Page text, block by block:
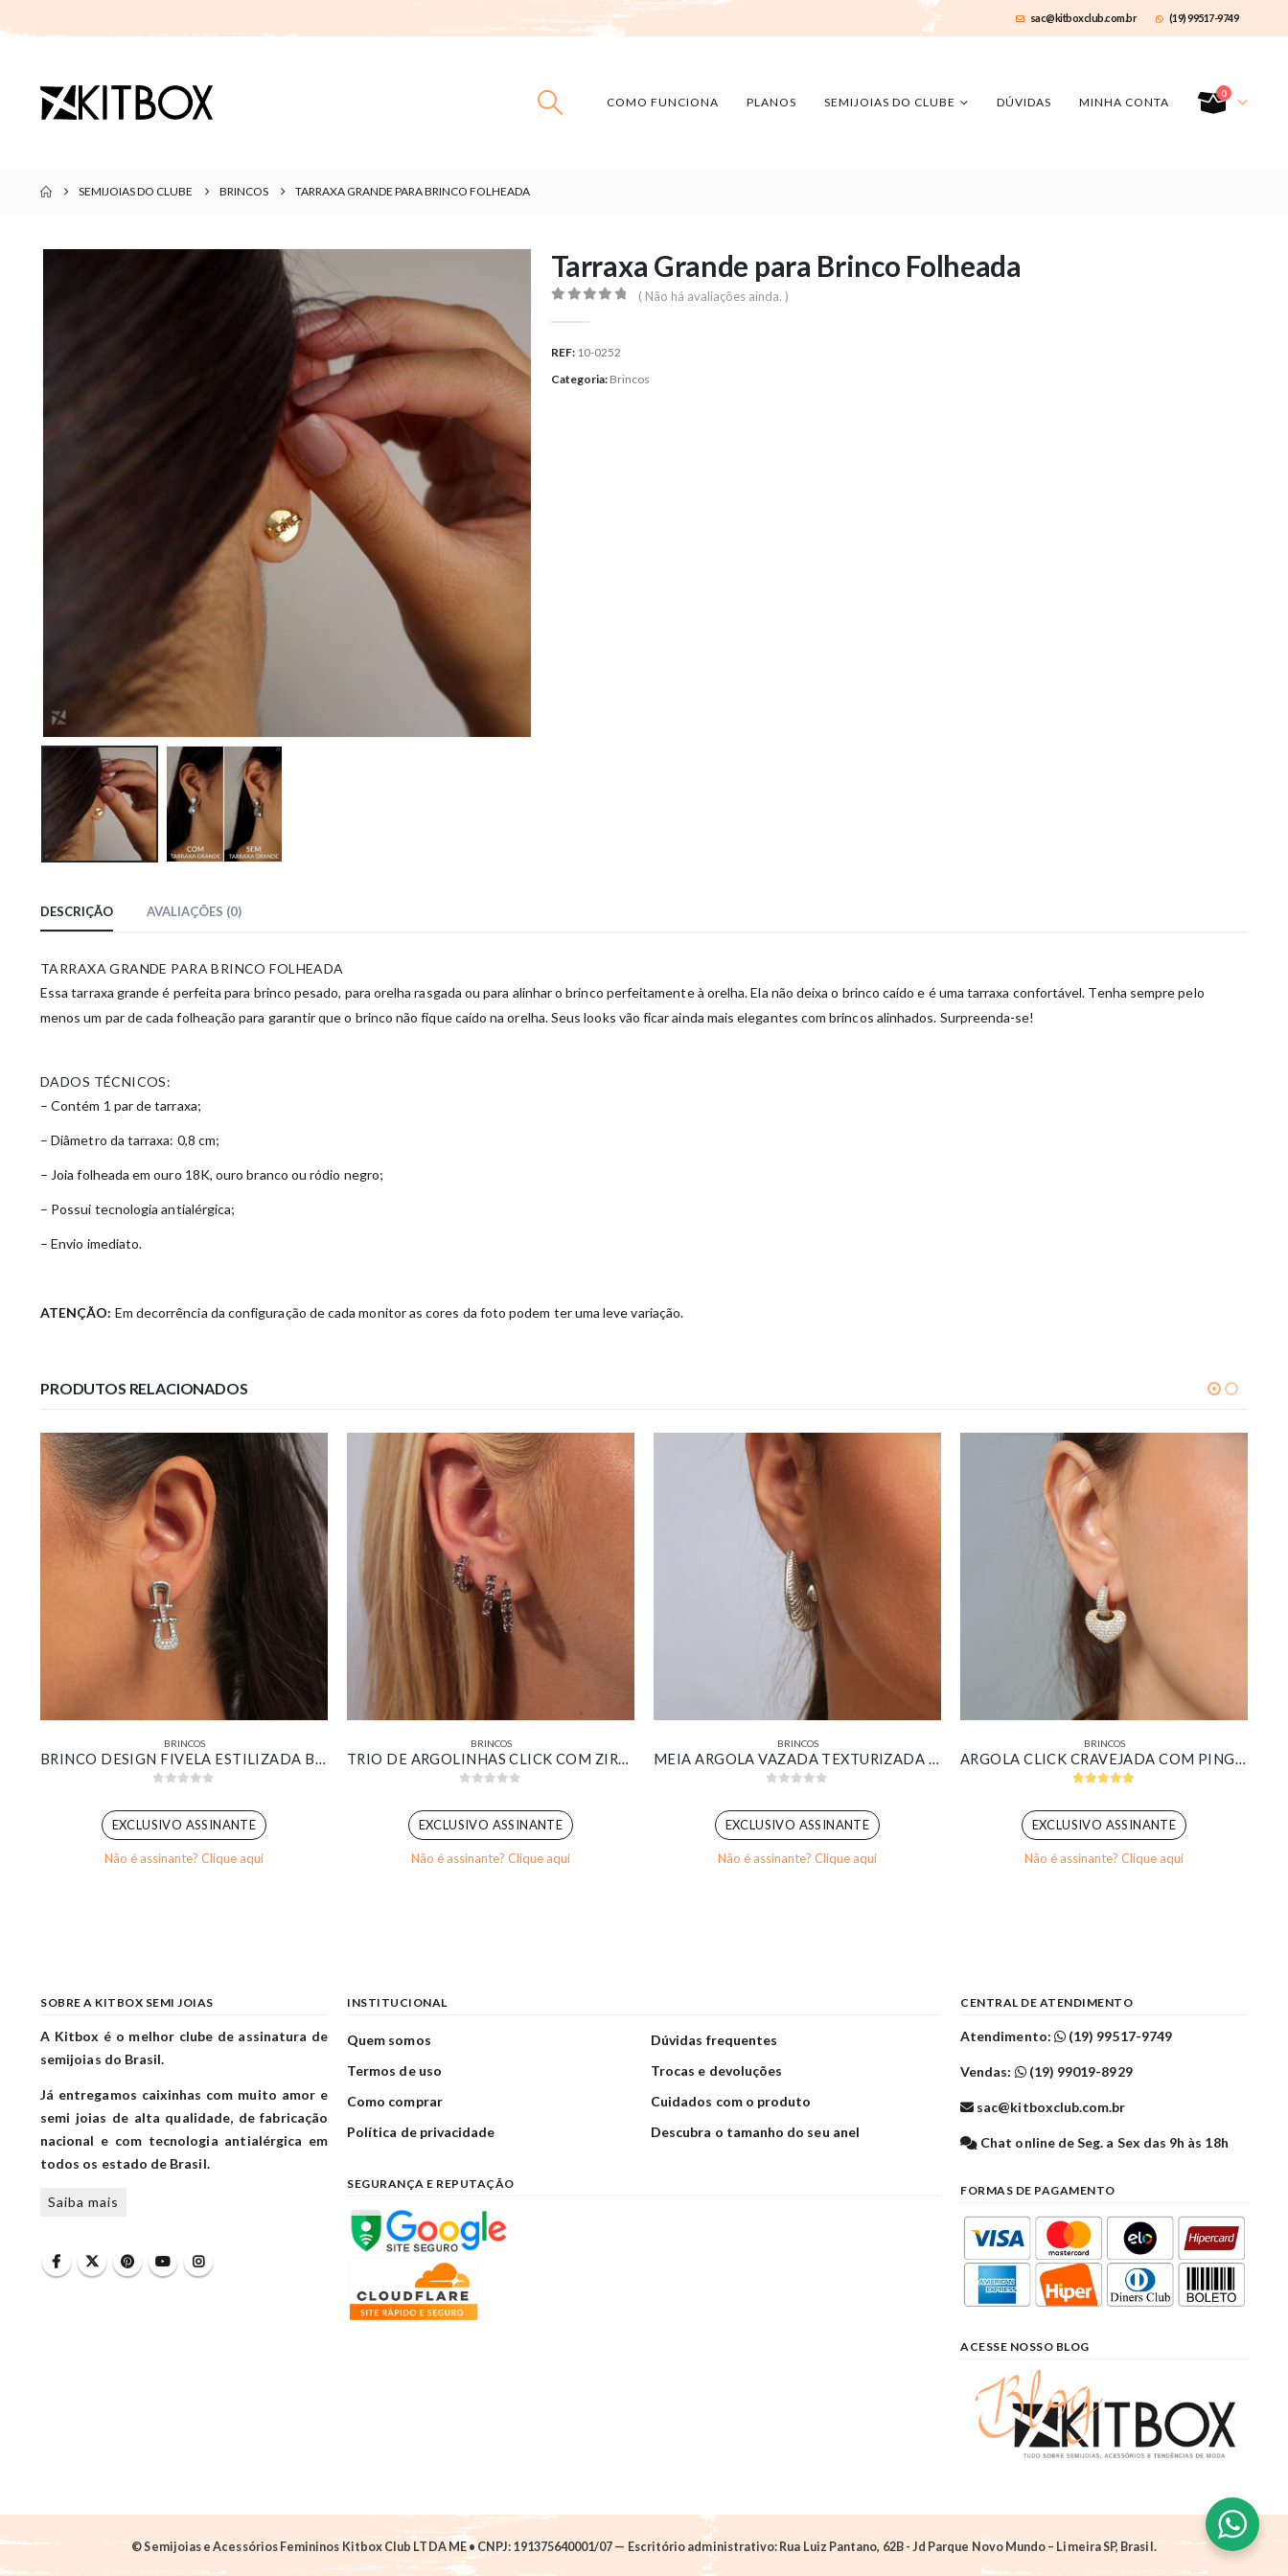
sac@kitboxclub.com.br (19) 99517-9749
COMO FUNCIONA PLANOS SEMIJOIAS DO CLUBE DÚVIDAS MINHA CONTA
0
SEMIJOIAS DO CLUBE BRINCOS TARRAXA GRANDE PARA BRINCO FOLHEADA
Tarraxa Grande para Brinco Folheada
( Não há avaliações ainda. )
REF: 10-0252
Categoria: Brincos
DESCRIÇÃO AVALIAÇÕES (0)
TARRAXA GRANDE PARA BRINCO FOLHEADA
Essa tarraxa grande é perfeita para brinco pesado, para orelha rasgada ou para alinhar o brinco perfeitamente à orelha. Ela não deixa o brinco caído e é uma tarraxa confortável. Tenha sempre pelo
menos um par de cada folheação para garantir que o brinco não fique caído na orelha. Seus looks vão ficar ainda mais elegantes com brincos alinhados. Surpreenda-se!
DADOS TÉCNICOS:
– Contém 1 par de tarraxa;
– Diâmetro da tarraxa: 0,8 cm;
– Joia folheada em ouro 18K, ouro branco ou ródio negro;
– Possui tecnologia antialérgica;
– Envio imediato.
ATENÇÃO: Em decorrência da configuração de cada monitor as cores da foto podem ter uma leve variação.
PRODUTOS RELACIONADOS
BRINCOS
BRINCO DESIGN FIVELA ESTILIZADA BANHADO EM OURO BRANCO
EXCLUSIVO ASSINANTE
Não é assinante? Clique aqui
BRINCOS
TRIO DE ARGOLINHAS CLICK COM ZIRCÔNIAS ROXA BANHADO EM OURO BRANCO
EXCLUSIVO ASSINANTE
Não é assinante? Clique aqui
BRINCOS
MEIA ARGOLA VAZADA TEXTURIZADA BANHADA EM OURO BRANCO
EXCLUSIVO ASSINANTE
Não é assinante? Clique aqui
BRINCOS
ARGOLA CLICK CRAVEJADA COM PINGENTE DE CORAÇÃO CRAVEJADO BANHADO EM OURO 18K
EXCLUSIVO ASSINANTE
Não é assinante? Clique aqui
SOBRE A KITBOX SEMI JOIAS
A Kitbox é o melhor clube de assinatura de
semijoias do Brasil.
Já entregamos caixinhas com muito amor e
semi joias de alta qualidade, de fabricação
nacional e com tecnologia antialérgica em
todos os estado de Brasil.
Saiba mais
INSTITUCIONAL
Quem somos
Termos de uso
Como comprar
Política de privacidade
Dúvidas frequentes
Trocas e devoluções
Cuidados com o produto
Descubra o tamanho do seu anel
SEGURANÇA E REPUTAÇÃO
CENTRAL DE ATENDIMENTO
Atendimento: (19) 99517-9749
Vendas: (19) 99019-8929
sac@kitboxclub.com.br
Chat online de Seg. a Sex das 9h às 18h
FORMAS DE PAGAMENTO
ACESSE NOSSO BLOG
© Semijoias e Acessórios Femininos Kitbox Club LTDA ME • CNPJ: 191375640001/07 — Escritório administrativo: Rua Luiz Pantano, 62B - Jd Parque Novo Mundo – Limeira SP, Brasil.